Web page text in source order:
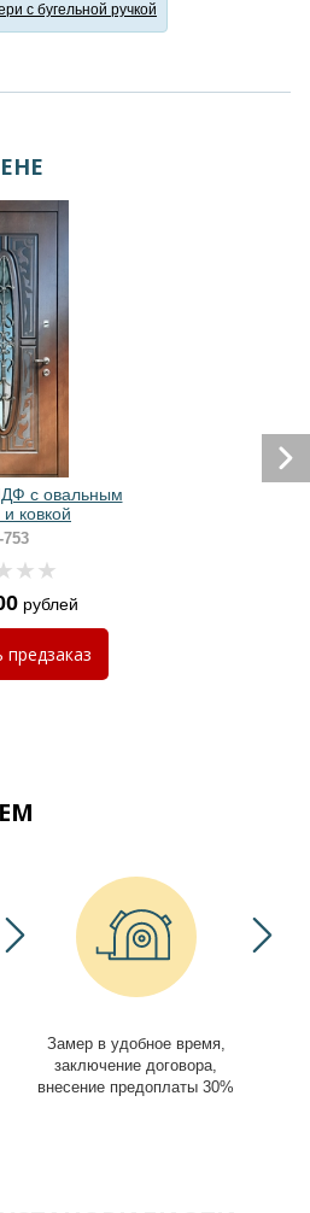
с бугельной ручкой
с овальным
ковкой
рублей
предзаказ
Замер в удобное время,
заключение договора,
внесение предоплаты 30%